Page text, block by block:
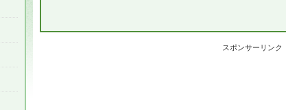
スポンサーリンク